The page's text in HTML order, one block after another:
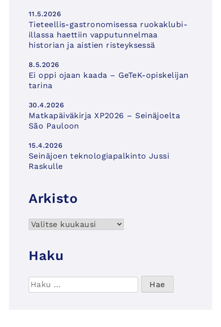
11.5.2026
Tieteellis-gastronomisessa ruokaklubi-
illassa haettiin vapputunnelmaa
historian ja aistien risteyksessä
8.5.2026
Ei oppi ojaan kaada – GeTeK-opiskelijan
tarina
30.4.2026
Matkapäiväkirja XP2026 – Seinäjoelta
São Pauloon
15.4.2026
Seinäjoen teknologiapalkinto Jussi
Raskulle
Arkisto
Arkisto
Haku
Haku: